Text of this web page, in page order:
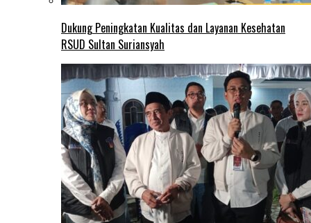
Dukung Peningkatan Kualitas dan Layanan Kesehatan
RSUD Sultan Suriansyah